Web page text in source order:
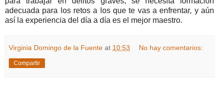
adecuada para los retos a los que te vas a enfrentar, y aún
así la experiencia del día a día es el mejor maestro.
Virginia Domingo de la Fuente at 10:53 No hay comentarios:
Compartir